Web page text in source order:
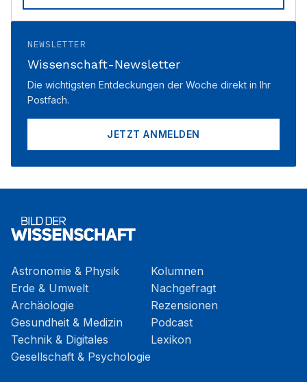
NEWSLETTER
Wissenschaft-Newsletter
Die wichtigsten Entdeckungen der Woche direkt in Ihr
Postfach.
JETZT ANMELDEN
Astronomie & Physik
Erde & Umwelt
Archäologie
Gesundheit & Medizin
Technik & Digitales
Gesellschaft & Psychologie
Kolumnen
Nachgefragt
Rezensionen
Podcast
Lexikon